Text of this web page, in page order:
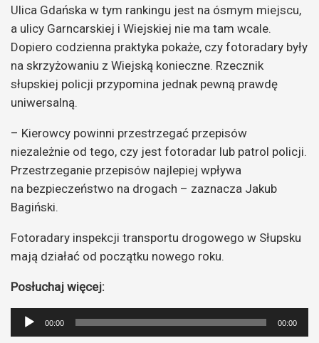
Ulica Gdańska w tym rankingu jest na ósmym miejscu,
a ulicy Garncarskiej i Wiejskiej nie ma tam wcale.
Dopiero codzienna praktyka pokaże, czy fotoradary były
na skrzyżowaniu z Wiejską konieczne. Rzecznik
słupskiej policji przypomina jednak pewną prawdę
uniwersalną.
– Kierowcy powinni przestrzegać przepisów
niezależnie od tego, czy jest fotoradar lub patrol policji.
Przestrzeganie przepisów najlepiej wpływa
na bezpieczeństwo na drogach – zaznacza Jakub
Bagiński.
Fotoradary inspekcji transportu drogowego w Słupsku
mają działać od początku nowego roku.
Posłuchaj więcej:
Odtwarzacz
plików
00:00 00:00